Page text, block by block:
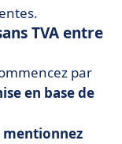
TVA entre
par
en base de
mentionnez